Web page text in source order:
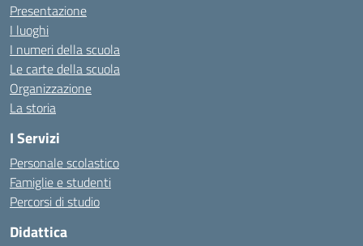
Presentazione
I luoghi
I numeri della scuola
Le carte della scuola
Organizzazione
La storia
I Servizi
Personale scolastico
Famiglie e studenti
Percorsi di studio
Didattica